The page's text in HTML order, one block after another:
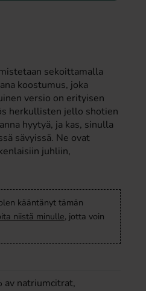
Osta
sekoittamalla
koostumus, joka
versio on erityisen
hyytyä, ja kas, sinulla
sävyissä. Ne ovat
juhliin,
kääntänyt tämän
niistä minulle, jotta voin
av natriumcitrat,